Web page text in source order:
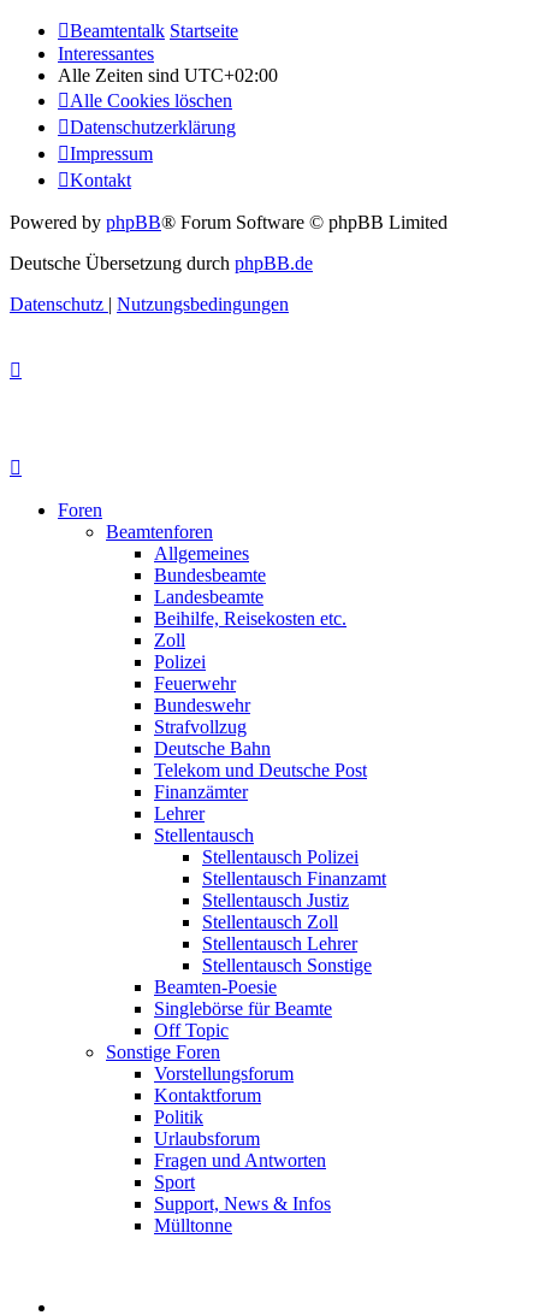
Beamtentalk Startseite
Interessantes
Alle Zeiten sind UTC+02:00
Alle Cookies löschen
Datenschutzerklärung
Impressum
Kontakt
Powered by phpBB® Forum Software © phpBB Limited
Deutsche Übersetzung durch phpBB.de
Datenschutz | Nutzungsbedingungen
Foren
Beamtenforen
Allgemeines
Bundesbeamte
Landesbeamte
Beihilfe, Reisekosten etc.
Zoll
Polizei
Feuerwehr
Bundeswehr
Strafvollzug
Deutsche Bahn
Telekom und Deutsche Post
Finanzämter
Lehrer
Stellentausch
Stellentausch Polizei
Stellentausch Finanzamt
Stellentausch Justiz
Stellentausch Zoll
Stellentausch Lehrer
Stellentausch Sonstige
Beamten-Poesie
Singlebörse für Beamte
Off Topic
Sonstige Foren
Vorstellungsforum
Kontaktforum
Politik
Urlaubsforum
Fragen und Antworten
Sport
Support, News & Infos
Mülltonne